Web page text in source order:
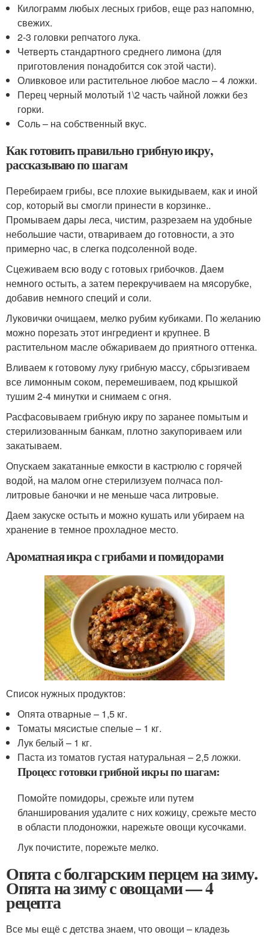
Килограмм любых лесных грибов, еще раз напомню,
свежих.
2-3 головки репчатого лука.
Четверть стандартного среднего лимона (для
приготовления понадобится сок этой части).
Оливковое или растительное любое масло – 4 ложки.
Перец черный молотый 1\2 часть чайной ложки без
горки.
Соль – на собственный вкус.
Как готовить правильно грибную икру,
рассказываю по шагам
Перебираем грибы, все плохие выкидываем, как и иной
сор, который вы смогли принести в корзинке..
Промываем дары леса, чистим, разрезаем на удобные
небольшие части, отвариваем до готовности, а это
примерно час, в слегка подсоленной воде.
Сцеживаем всю воду с готовых грибочков. Даем
немного остыть, а затем перекручиваем на мясорубке,
добавив немного специй и соли.
Луковички очищаем, мелко рубим кубиками. По желанию
можно порезать этот ингредиент и крупнее. В
растительном масле обжариваем до приятного оттенка.
Вливаем к готовому луку грибную массу, сбрызгиваем
все лимонным соком, перемешиваем, под крышкой
тушим 2-4 минутки и снимаем с огня.
Расфасовываем грибную икру по заранее помытым и
стерилизованным банкам, плотно закупориваем или
закатываем.
Опускаем закатанные емкости в кастрюлю с горячей
водой, на малом огне стерилизуем полчаса пол-
литровые баночки и не меньше часа литровые.
Даем закуске остыть и можно кушать или убираем на
хранение в темное прохладное место.
Ароматная икра с грибами и помидорами
Список нужных продуктов:
Опята отварные – 1,5 кг.
Томаты мясистые спелые – 1 кг.
Лук белый – 1 кг.
Паста из томатов густая натуральная – 2,5 ложки.
Процесс готовки грибной икры по шагам:
Помойте помидоры, срежьте или путем
бланширования удалите с них кожицу, срежьте место
в области плодоножки, нарежьте овощи кусочками.
Лук почистите, порежьте мелко.
Опята с болгарским перцем на зиму.
Опята на зиму с овощами — 4
рецепта
Все мы ещё с детства знаем, что овощи – кладезь